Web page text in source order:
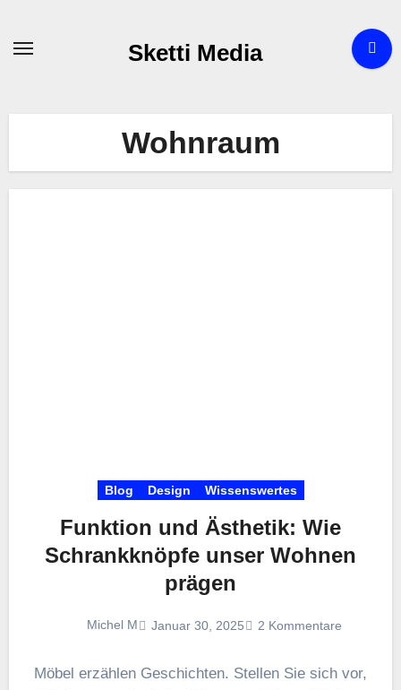
Sketti Media
Wohnraum
Blog Design Wissenswertes
Funktion und Ästhetik: Wie
Schrankknöpfe unser Wohnen
prägen
Michel M Januar 30, 2025 2 Kommentare
Möbel erzählen Geschichten. Stellen Sie sich vor,